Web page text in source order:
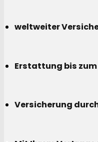
weltweiter
Erstattung bis
Versicherung